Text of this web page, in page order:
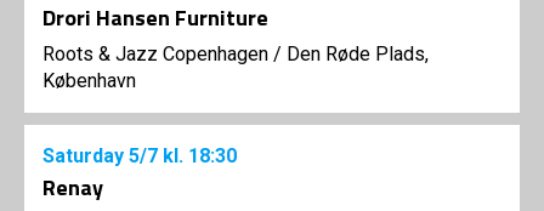
Drori Hansen Furniture
Roots & Jazz Copenhagen / Den Røde Plads,
København
Saturday 5/7 kl. 18:30
Renay